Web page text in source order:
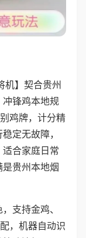
机】契合贵州
锋鸡本地规
鸡牌，计分精
定无故障，
合家庭日常
贵州本地烟
支持金鸡、
，机器自动识